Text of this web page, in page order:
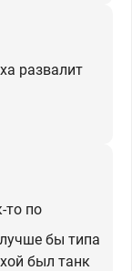
развалит
то по
бы типа
был танк